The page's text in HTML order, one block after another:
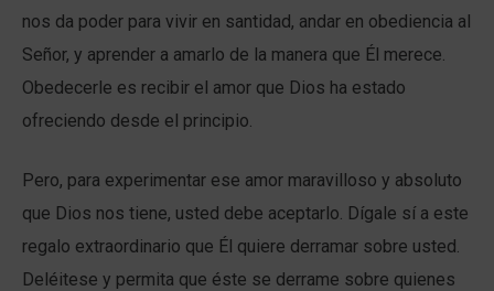
nos da poder para vivir en santidad, andar en obediencia al
Señor, y aprender a amarlo de la manera que Él merece.
Obedecerle es recibir el amor que Dios ha estado
ofreciendo desde el principio.
Pero, para experimentar ese amor maravilloso y absoluto
que Dios nos tiene, usted debe aceptarlo. Dígale sí a este
regalo extraordinario que Él quiere derramar sobre usted.
Deléitese y permita que éste se derrame sobre quienes